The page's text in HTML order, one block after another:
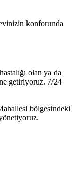
konforunda
olan ya da
getiriyoruz. 7/24
bölgesindeki